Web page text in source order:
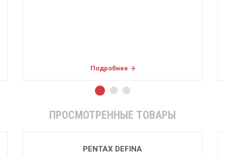
Подробнее
ПРОСМОТРЕННЫЕ ТОВАРЫ
PENTAX DEFINA